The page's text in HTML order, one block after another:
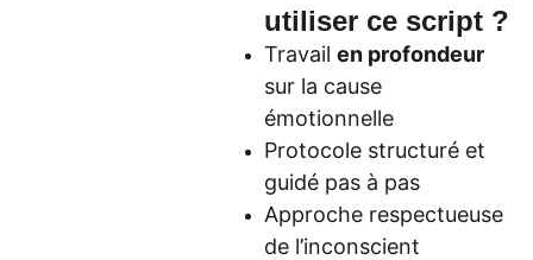
utiliser ce script ?
Travail en profondeur
sur la cause
émotionnelle
Protocole structuré et
guidé pas à pas
Approche respectueuse
de l’inconscient